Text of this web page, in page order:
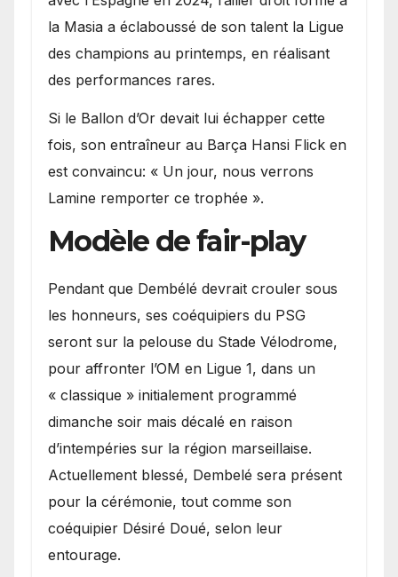
la Masia a éclaboussé de son talent la Ligue
des champions au printemps, en réalisant
des performances rares.
Si le Ballon d’Or devait lui échapper cette
fois, son entraîneur au Barça Hansi Flick en
est convaincu: « Un jour, nous verrons
Lamine remporter ce trophée ».
Modèle de fair-play
Pendant que Dembélé devrait crouler sous
les honneurs, ses coéquipiers du PSG
seront sur la pelouse du Stade Vélodrome,
pour affronter l’OM en Ligue 1, dans un
« classique » initialement programmé
dimanche soir mais décalé en raison
d’intempéries sur la région marseillaise.
Actuellement blessé, Dembelé sera présent
pour la cérémonie, tout comme son
coéquipier Désiré Doué, selon leur
entourage.